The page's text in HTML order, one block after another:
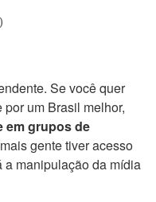
Se você quer
um Brasil melhor,
em grupos de
gente tiver acesso
a manipulação da mídia